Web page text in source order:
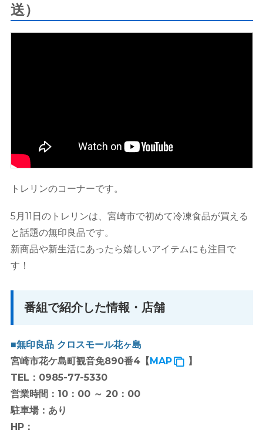
送）
トレリンのコーナーです。
5月11日のトレリンは、宮崎市で初めて冷凍食品が買える
と話題の無印良品です。
新商品や新生活にあったら嬉しいアイテムにも注目で
す！
番組で紹介した情報・店舗
■無印良品 クロスモール花ヶ島
宮崎市花ケ島町観音免890番4【 MAP
】
TEL：0985-77-5330
営業時間：10：00 ～ 20：00
駐車場：あり
HP：